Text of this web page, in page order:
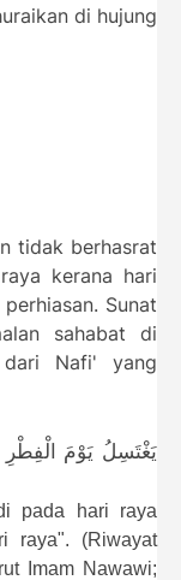
di hujung
tidak berhasrat
kerana hari
Sunat
sahabat di
dari Nafi' yang
يَغْتَسِلُ يَوْمَ
pada hari raya
raya". (Riwayat
Imam Nawawi;